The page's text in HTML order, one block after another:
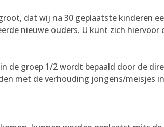
dat wij na 30 geplaatste kinderen
nieuwe ouders. U kunt zich hiervoor
de groep 1/2 wordt bepaald door de
met de verhouding jongens/meisjes